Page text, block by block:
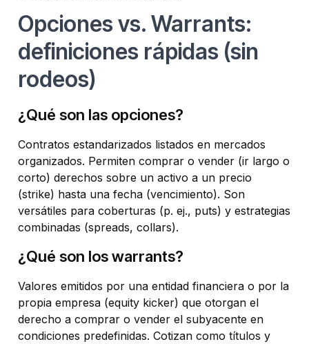
Opciones vs. Warrants:
definiciones rápidas (sin
rodeos)
¿Qué son las opciones?
Contratos estandarizados listados en mercados
organizados. Permiten comprar o vender (ir largo o
corto) derechos sobre un activo a un precio
(strike) hasta una fecha (vencimiento). Son
versátiles para coberturas (p. ej., puts) y estrategias
combinadas (spreads, collars).
¿Qué son los warrants?
Valores emitidos por una entidad financiera o por la
propia empresa (equity kicker) que otorgan el
derecho a comprar o vender el subyacente en
condiciones predefinidas. Cotizan como títulos y